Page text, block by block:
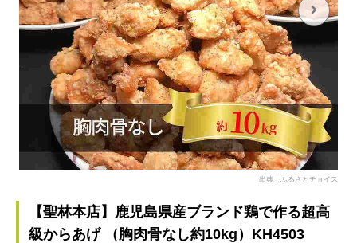
出典：ふるさとチョイス
【聖林本店】鹿児島県産ブランド鶏で作る超高
級からあげ （胸肉骨なし約10kg）KH4503